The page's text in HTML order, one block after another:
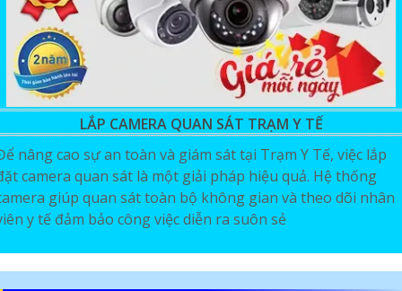
LẮP CAMERA QUAN SÁT TRẠM Y TẾ
nâng cao sự an toàn và giám sát tại Trạm Y Tế, việc lắp
camera quan sát là một giải pháp hiệu quả. Hệ thống
giúp quan sát toàn bộ không gian và theo dõi nhân
y tế đảm bảo công việc diễn ra suôn sẻ